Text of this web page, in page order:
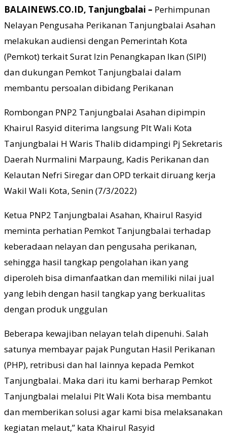
BALAINEWS.CO.ID, Tanjungbalai – Perhimpunan
Nelayan Pengusaha Perikanan Tanjungbalai Asahan
melakukan audiensi dengan Pemerintah Kota
(Pemkot) terkait Surat Izin Penangkapan Ikan (SIPI)
dan dukungan Pemkot Tanjungbalai dalam
membantu persoalan dibidang Perikanan
Rombongan PNP2 Tanjungbalai Asahan dipimpin
Khairul Rasyid diterima langsung Plt Wali Kota
Tanjungbalai H Waris Thalib didampingi Pj Sekretaris
Daerah Nurmalini Marpaung, Kadis Perikanan dan
Kelautan Nefri Siregar dan OPD terkait diruang kerja
Wakil Wali Kota, Senin (7/3/2022)
Ketua PNP2 Tanjungbalai Asahan, Khairul Rasyid
meminta perhatian Pemkot Tanjungbalai terhadap
keberadaan nelayan dan pengusaha perikanan,
sehingga hasil tangkap pengolahan ikan yang
diperoleh bisa dimanfaatkan dan memiliki nilai jual
yang lebih dengan hasil tangkap yang berkualitas
dengan produk unggulan
Beberapa kewajiban nelayan telah dipenuhi. Salah
satunya membayar pajak Pungutan Hasil Perikanan
(PHP), retribusi dan hal lainnya kepada Pemkot
Tanjungbalai. Maka dari itu kami berharap Pemkot
Tanjungbalai melalui Plt Wali Kota bisa membantu
dan memberikan solusi agar kami bisa melaksanakan
kegiatan melaut,” kata Khairul Rasyid